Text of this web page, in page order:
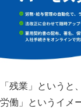
「残業」という
労働」というイメ